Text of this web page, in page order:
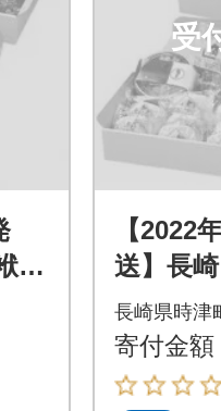
受
【2022
送】長
(しっぽ
長崎県時津
寄付金額